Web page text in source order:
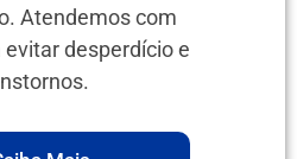
Atendemos com
desperdício e